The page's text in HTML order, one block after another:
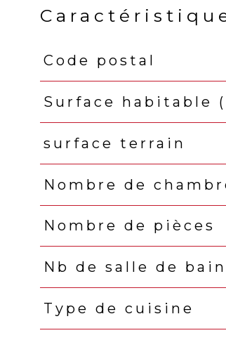
Caractéristiques
Code postal
Surface habitable
surface terrain
Nombre de
Nombre de pièces
Nb de salle de
Type de cuisine